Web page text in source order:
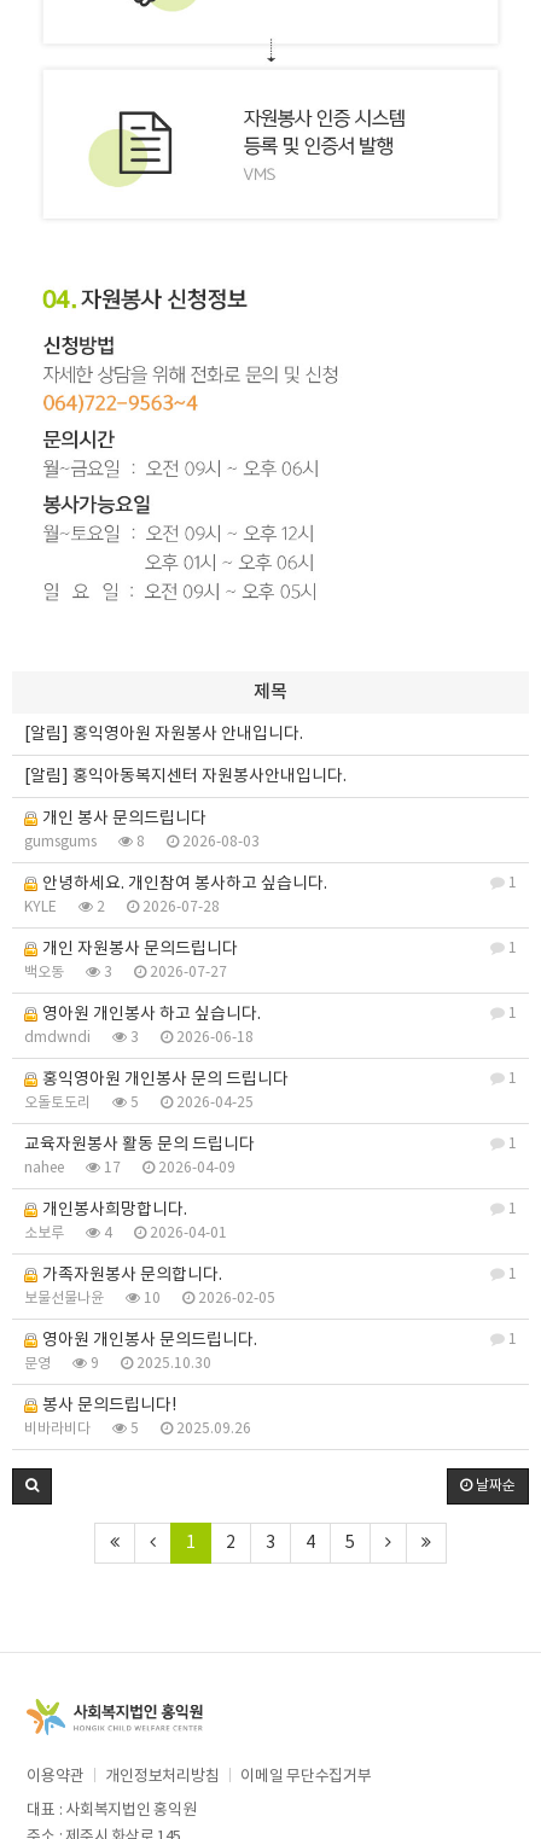
제목
[알림] 홍익영아원 자원봉사 안내입니다.
[알림] 홍익아동복지센터 자원봉사안내입니다.
개인 봉사 문의드립니다
gumsgums 8 2026-08-03
1
안녕하세요. 개인참여 봉사하고 싶습니다.
KYLE 2 2026-07-28
1
개인 자원봉사 문의드립니다
백오동 3 2026-07-27
1
영아원 개인봉사 하고 싶습니다.
dmdwndi 3 2026-06-18
1
홍익영아원 개인봉사 문의 드립니다
오돌토도리 5 2026-04-25
1
교육자원봉사 활동 문의 드립니다
nahee 17 2026-04-09
1
개인봉사희망합니다.
소보루 4 2026-04-01
1
가족자원봉사 문의합니다.
보물선물나윤 10 2026-02-05
1
영아원 개인봉사 문의드립니다.
문영 9 2025.10.30
봉사 문의드립니다!
비바라비다 5 2025.09.26
날짜순
1 2 3 4 5
이용약관 개인정보처리방침
이메일 무단수집거부
대표 : 사회복지법인 홍익원